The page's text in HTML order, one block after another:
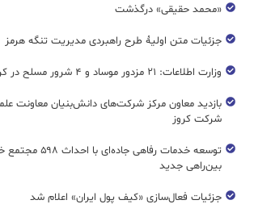
«محمد حقیقی» درگذشت
جزئیات متن اولیۀ طرح راهبردی مدیریت تنگه هرمز
وزارت اطلاعات: ۲۱ مزدور موساد و ۴ شرور مسلح در کرمان بازداشت شدند
بازدید معاون مرکز شرکت‌های دانش‌بنیان معاونت
شرکت کروز
توسعه خدمات رفاهی
بین‌راهی جدید
جزئیات فعال‌سازی «کیف پول ایران» اعلام شد